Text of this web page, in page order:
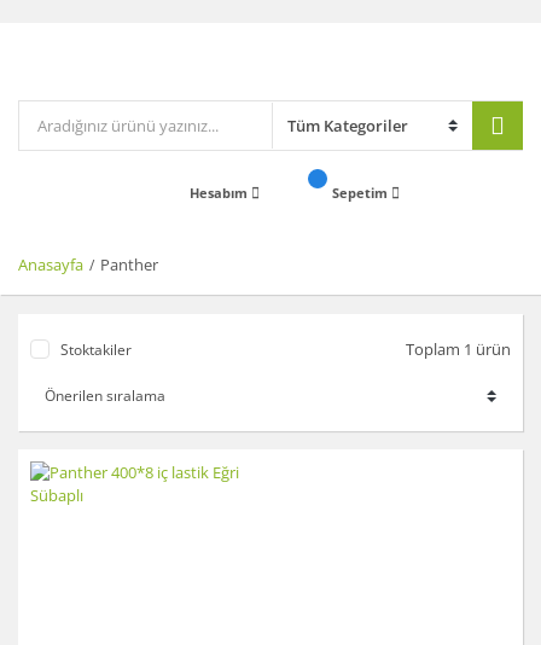
Hesabım Sepetim
Anasayfa Panther
Stoktakiler Toplam 1 ürün